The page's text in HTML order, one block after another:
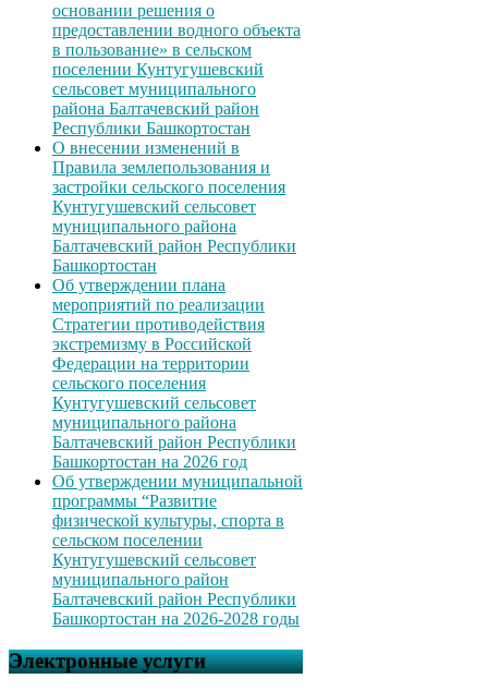
основании решения о
предоставлении водного объекта
в пользование» в сельском
поселении Кунтугушевский
сельсовет муниципального
района Балтачевский район
Республики Башкортостан
О внесении изменений в
Правила землепользования и
застройки сельского поселения
Кунтугушевский сельсовет
муниципального района
Балтачевский район Республики
Башкортостан
Об утверждении плана
мероприятий по реализации
Стратегии противодействия
экстремизму в Российской
Федерации на территории
сельского поселения
Кунтугушевский сельсовет
муниципального района
Балтачевский район Республики
Башкортостан на 2026 год
Об утверждении муниципальной
программы “Развитие
физической культуры, спорта в
сельском поселении
Кунтугушевский сельсовет
муниципального район
Балтачевский район Республики
Башкортостан на 2026-2028 годы
Электронные услуги